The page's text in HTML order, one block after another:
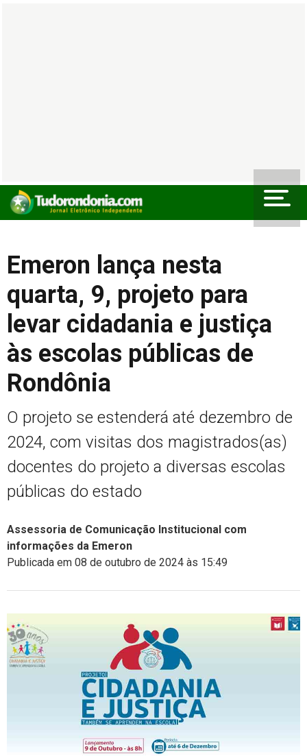
Emeron lança nesta
quarta, 9, projeto para
levar cidadania e justiça
às escolas públicas de
Rondônia
O projeto se estenderá até dezembro de
2024, com visitas dos magistrados(as)
docentes do projeto a diversas escolas
públicas do estado
Assessoria de Comunicação Institucional com
informações da Emeron
Publicada em 08 de outubro de 2024 às 15:49